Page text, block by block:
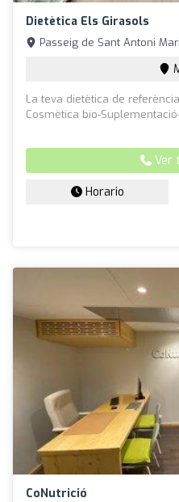
Dietètica Els Girasols
Passeig de Sant Antoni
La teva dietètica de
Cosmètica bio-
Ver
Horario
CoNutrició